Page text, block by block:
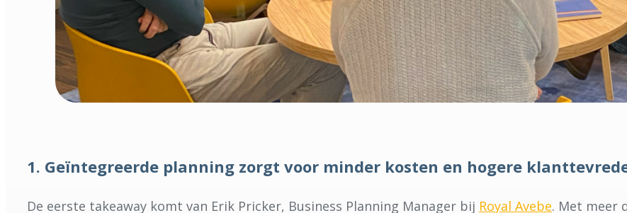
1. Geïntegreerde planning zorgt voor minder kosten en hogere
De eerste takeaway komt van Erik Pricker, Business Planning Manager bij Royal Avebe. Met meer